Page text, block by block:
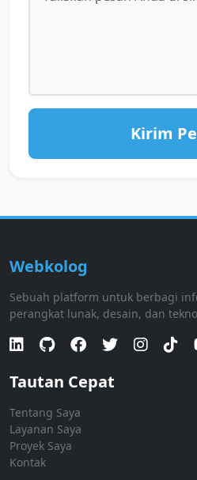
Kirim
Webkolog
Sebuah platform untuk berbagi
perangkat lunak, desain, dan
Tautan Cepat
Tentang Saya
Layanan Saya
Proyek Saya
Kontak